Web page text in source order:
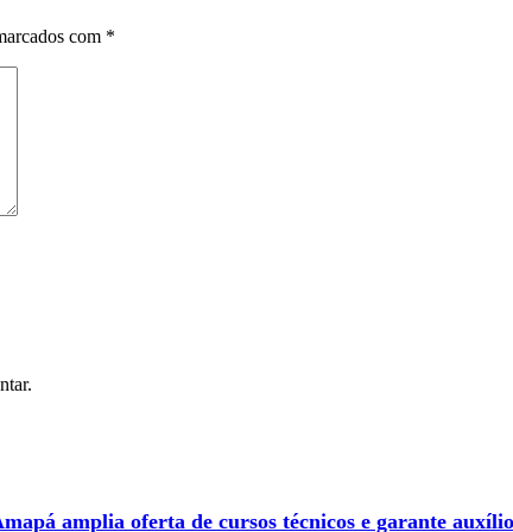
com *
amplia oferta de cursos técnicos e garante